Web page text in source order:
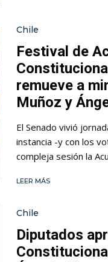
Chile
Festival de
remueve a
Muñoz y
El Senado vivió
instancia -y con los
compleja sesión la
LEER MÁS
Chile
Diputados